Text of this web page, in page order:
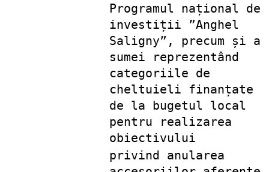
Programul național de
investiții ”Anghel
Saligny”, precum și a
sumei reprezentând
categoriile de
cheltuieli finanțate
de la bugetul local
pentru realizarea
obiectivului
privind anularea